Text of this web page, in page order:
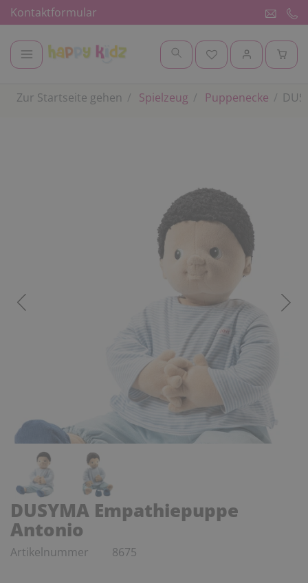
Kontaktformular
Zur Startseite gehen Spielzeug Puppenecke
DUSYMA Empathiepuppe
Antonio
Artikelnummer 8675